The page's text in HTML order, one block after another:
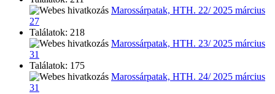
Marossárpatak, HTH. 22/ 2025 március
27
Találatok: 218
Marossárpatak, HTH. 23/ 2025 március
31
Találatok: 175
Marossárpatak, HTH. 24/ 2025 március
31